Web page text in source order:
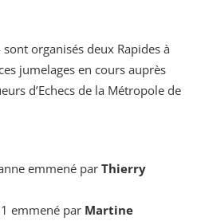
organisés deux Rapides à
jumelages en cours auprès
d’Echecs de la Métropole de
emmené par Thierry
emmené par Martine